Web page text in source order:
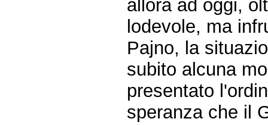
allora ad oggi,
lodevole, ma
Pajno, la
subito alcuna
presentato
speranza che il